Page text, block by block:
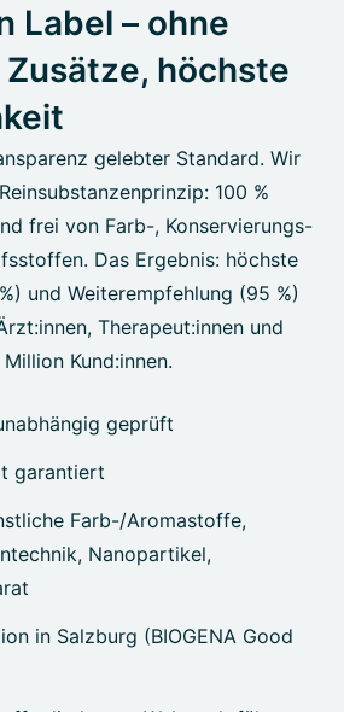
Label – ohne
höchste
gelebter Standard. Wir
100 %
frei von Farb-, Konservierungs-
Das Ergebnis: höchste
und Weiterempfehlung (95 %)
Therapeut:innen und
Kund:innen.
geprüft
garantiert
Farb-/Aromastoffe,
Nanopartikel,
in Salzburg (BIOGENA Good